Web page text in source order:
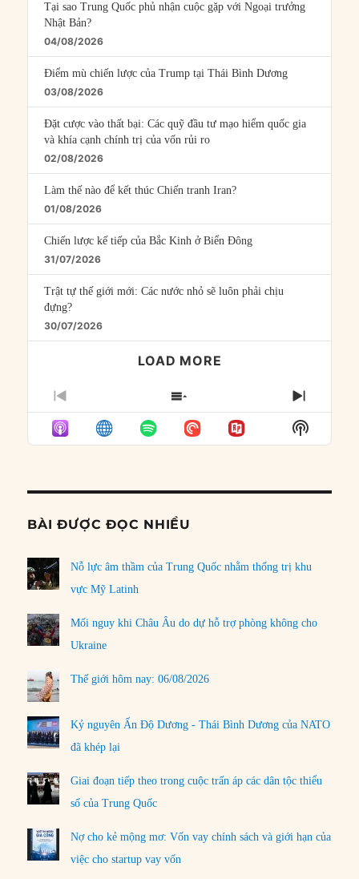
Tại sao Trung Quốc phủ nhận cuộc gặp với Ngoại trưởng
Nhật Bản?
04/08/2026
Điểm mù chiến lược của Trump tại Thái Bình Dương
03/08/2026
Đặt cược vào thất bại: Các quỹ đầu tư mạo hiểm quốc gia
và khía cạnh chính trị của vốn rủi ro
02/08/2026
Làm thế nào để kết thúc Chiến tranh Iran?
01/08/2026
Chiến lược kế tiếp của Bắc Kinh ở Biển Đông
31/07/2026
Trật tự thế giới mới: Các nước nhỏ sẽ luôn phải chịu
đựng?
30/07/2026
LOAD MORE
PREVIOUS
EPISODE
SHOW
EPISODES
LIST
NEXT
Show
Podcast
BÀI ĐƯỢC ĐỌC NHIỀU
Nỗ lực âm thầm của Trung Quốc nhằm thống trị khu
vực Mỹ Latinh
Mối nguy khi Châu Âu do dự hỗ trợ phòng không cho
Ukraine
Thế giới hôm nay: 06/08/2026
Kỷ nguyên Ấn Độ Dương - Thái Bình Dương của NATO
đã khép lại
Giai đoạn tiếp theo trong cuộc trấn áp các dân tộc thiểu
số của Trung Quốc
Nợ cho kẻ mộng mơ: Vốn vay chính sách và giới hạn của
việc cho startup vay vốn